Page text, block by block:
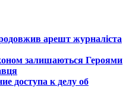
арешт журналіста
залишаються Героями
доступа к делу об